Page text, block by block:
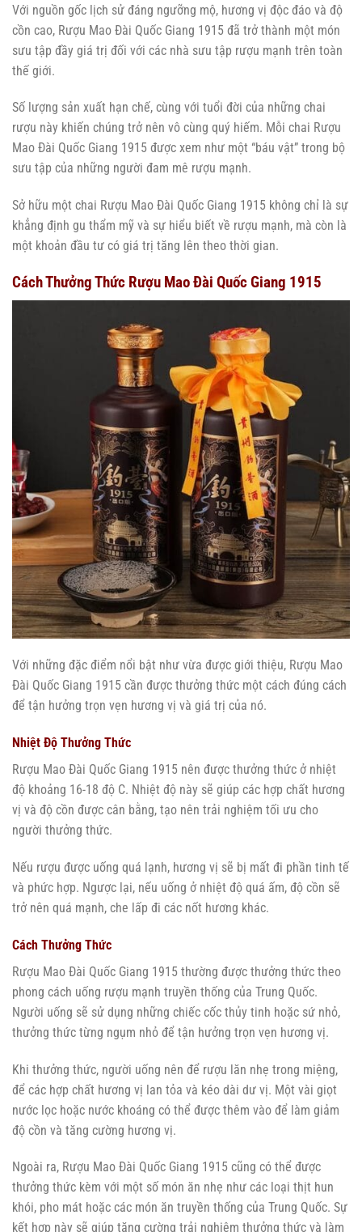
Với nguồn gốc lịch sử đáng ngưỡng mộ, hương vị độc đáo và độ
cồn cao, Rượu Mao Đài Quốc Giang 1915 đã trở thành một món
sưu tập đầy giá trị đối với các nhà sưu tập rượu mạnh trên toàn
thế giới.
Số lượng sản xuất hạn chế, cùng với tuổi đời của những chai
rượu này khiến chúng trở nên vô cùng quý hiếm. Mỗi chai Rượu
Mao Đài Quốc Giang 1915 được xem như một “báu vật” trong bộ
sưu tập của những người đam mê rượu mạnh.
Sở hữu một chai Rượu Mao Đài Quốc Giang 1915 không chỉ là sự
khẳng định gu thẩm mỹ và sự hiểu biết về rượu mạnh, mà còn là
một khoản đầu tư có giá trị tăng lên theo thời gian.
Cách Thưởng Thức Rượu Mao Đài Quốc Giang 1915
Với những đặc điểm nổi bật như vừa được giới thiệu, Rượu Mao
Đài Quốc Giang 1915 cần được thưởng thức một cách đúng cách
để tận hưởng trọn vẹn hương vị và giá trị của nó.
Nhiệt Độ Thưởng Thức
Rượu Mao Đài Quốc Giang 1915 nên được thưởng thức ở nhiệt
độ khoảng 16-18 độ C. Nhiệt độ này sẽ giúp các hợp chất hương
vị và độ cồn được cân bằng, tạo nên trải nghiệm tối ưu cho
người thưởng thức.
Nếu rượu được uống quá lạnh, hương vị sẽ bị mất đi phần tinh tế
và phức hợp. Ngược lại, nếu uống ở nhiệt độ quá ấm, độ cồn sẽ
trở nên quá mạnh, che lấp đi các nốt hương khác.
Cách Thưởng Thức
Rượu Mao Đài Quốc Giang 1915 thường được thưởng thức theo
phong cách uống rượu mạnh truyền thống của Trung Quốc.
Người uống sẽ sử dụng những chiếc cốc thủy tinh hoặc sứ nhỏ,
thưởng thức từng ngụm nhỏ để tận hưởng trọn vẹn hương vị.
Khi thưởng thức, người uống nên để rượu lăn nhẹ trong miệng,
để các hợp chất hương vị lan tỏa và kéo dài dư vị. Một vài giọt
nước lọc hoặc nước khoáng có thể được thêm vào để làm giảm
độ cồn và tăng cường hương vị.
Ngoài ra, Rượu Mao Đài Quốc Giang 1915 cũng có thể được
thưởng thức kèm với một số món ăn nhẹ như các loại thịt hun
khói, pho mát hoặc các món ăn truyền thống của Trung Quốc. Sự
kết hợp này sẽ giúp tăng cường trải nghiệm thưởng thức và làm